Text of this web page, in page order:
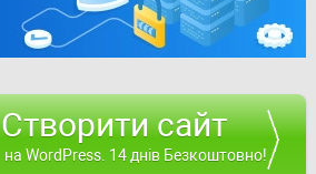
Створити сайт
на WordPress. 14 днів Безкоштовно!